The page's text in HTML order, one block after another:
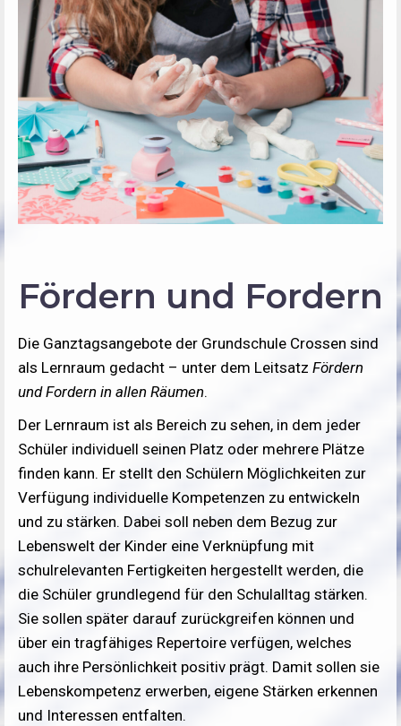
Fördern und Fordern
Die Ganztagsangebote der Grundschule Crossen sind
als Lernraum gedacht – unter dem Leitsatz Fördern
und Fordern in allen Räumen.
Der Lernraum ist als Bereich zu sehen, in dem jeder
Schüler individuell seinen Platz oder mehrere Plätze
finden kann. Er stellt den Schülern Möglichkeiten zur
Verfügung individuelle Kompetenzen zu entwickeln
und zu stärken. Dabei soll neben dem Bezug zur
Lebenswelt der Kinder eine Verknüpfung mit
schulrelevanten Fertigkeiten hergestellt werden, die
die Schüler grundlegend für den Schulalltag stärken.
Sie sollen später darauf zurückgreifen können und
über ein tragfähiges Repertoire verfügen, welches
auch ihre Persönlichkeit positiv prägt. Damit sollen sie
Lebenskompetenz erwerben, eigene Stärken erkennen
und Interessen entfalten.